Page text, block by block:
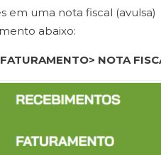
em uma nota fiscal (avulsa)
abaixo:
NOTA